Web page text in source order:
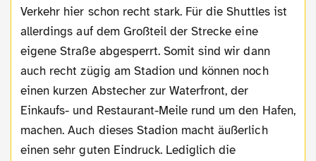
Verkehr hier schon recht stark. Für die Shuttles ist
allerdings auf dem Großteil der Strecke eine
eigene Straße abgesperrt. Somit sind wir dann
auch recht zügig am Stadion und können noch
einen kurzen Abstecher zur Waterfront, der
Einkaufs- und Restaurant-Meile rund um den Hafen,
machen. Auch dieses Stadion macht äußerlich
einen sehr guten Eindruck. Lediglich die